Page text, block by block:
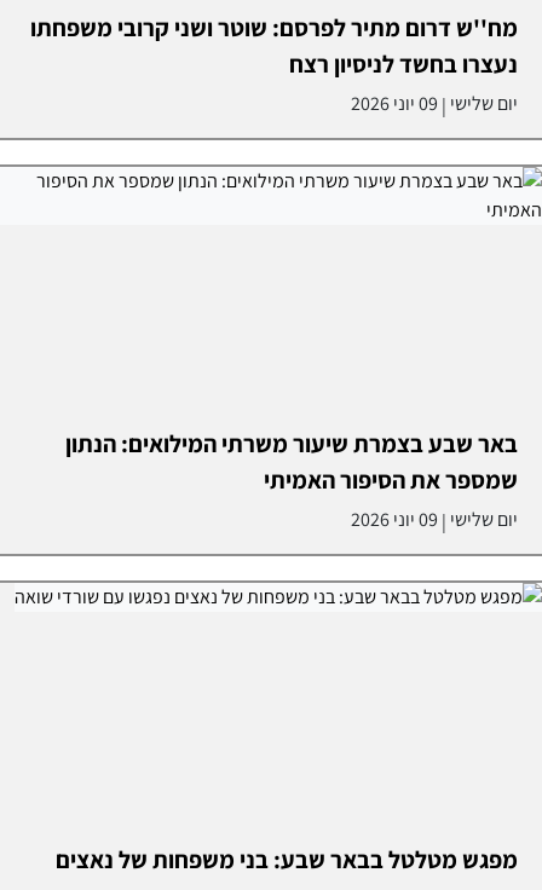
מח''ש דרום מתיר לפרסם: שוטר ושני קרובי משפחתו
נעצרו בחשד לניסיון רצח
יום שלישי | 09 יוני 2026
באר שבע בצמרת שיעור משרתי המילואים: הנתון
שמספר את הסיפור האמיתי
יום שלישי | 09 יוני 2026
מפגש מטלטל בבאר שבע: בני משפחות של נאצים